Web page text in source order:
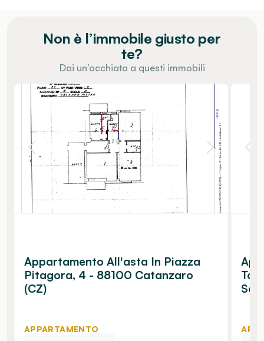
Non è l’immobile giusto per
te?
Dai un’occhiata a questi immobili
Appartamento All'asta In Piazza
Pitagora, 4 - 88100 Catanzaro
(CZ)
APPARTAMENTO